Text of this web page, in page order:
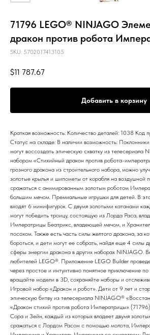
71796 LEGO® NINJAGO
дракон против робота
SKU: 5702017413105
$11 787.67
Добавить в корзину
Краткая возможность: Количество деталей: 1038 Код
Статус на складе: В наличии возможность:
могут воссоздать эпическую схватку из телесериала
набором «Стихийный дракон против робота-
грозного дракона из строительного набора, можно
золотые крылья и шипометы от корабля на воздушной
сражаться с анимированным золотым роботом
большим мечом. Премиальные игрушки для детей. В
входят 6 минифигурок. С двумя золотыми катанами
могут победить троицу, состоящую из Лорда Раса,
Императрицы Беатрикс, владеющей мечом, и
посохом. Также есть часть силы желтого дракона, за
бороться, и дети могут ее собрать, найдя еще 4 силы
сферы энергии дракона в других наборах NINJAGO.
любителей LEGO®. Приложение LEGO Builder
через простое и интуитивно понятное приключение
вращайте модели в 3D, сохраняйте наборы и
Игровой набор «Дракон и робот». Дети от 9 лет и
эпическую битву из телесериала NINJAGO®
«Дракон стихий против робота Императрицы»
Сора и Зейн, каждый из которых владеет двумя
сражаться с Лордом Расом с помощью молота,